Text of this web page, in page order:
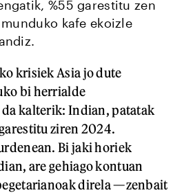
%55 garestitu zen
kafe ekoizle
krisiek Asia jo dute
bi herrialde
kalterik: Indian, patatak
ziren 2024.
Bi jaki horiek
are gehiago kontuan
direla —zenbait